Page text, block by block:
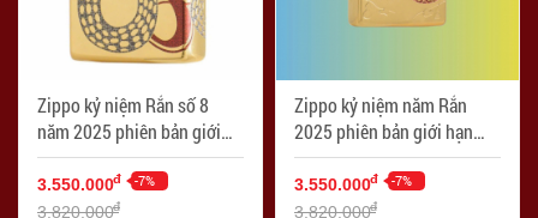
Zippo kỷ niệm Rắn số 8
năm 2025 phiên bản giới
hạn 1000 chiếc thị trường
Châu Á - Mã SP: ZPC4273
3.550.000đ -7%
3.820.000đ
Zippo kỷ niệm năm Rắn
2025 phiên bản giới hạn
1000 chiếc thị trường Châu
Á - Mã SP: ZPC4272
3.550.000đ -7%
3.820.000đ